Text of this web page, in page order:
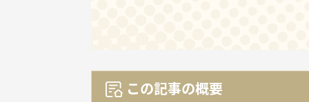
この記事の概要